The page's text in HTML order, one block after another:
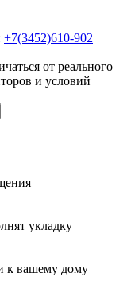
+7(3452)610-902
от реального
и условий
укладку
к вашему дому